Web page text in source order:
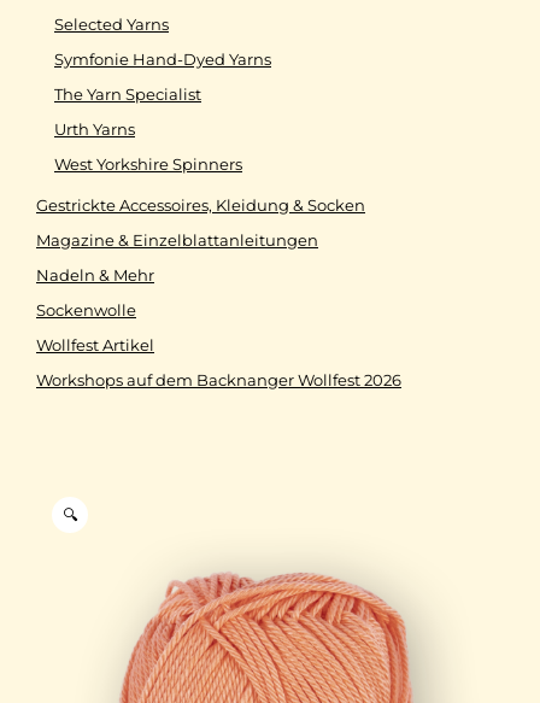
🔍
Selected Yarns
Symfonie Hand-Dyed Yarns
The Yarn Specialist
Urth Yarns
West Yorkshire Spinners
Gestrickte Accessoires, Kleidung & Socken
Magazine & Einzelblattanleitungen
Nadeln & Mehr
Sockenwolle
Wollfest Artikel
Workshops auf dem Backnanger Wollfest 2026